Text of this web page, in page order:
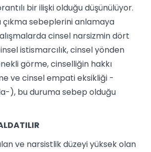
bir ilişki olduğu düşünülüyor.
çıkma sebeplerini anlamaya
cinsel narsizmin dört
istismarcılık, cinsel yönden
görme, cinselliğin hakkı
ve cinsel empati eksikliği -
), bu duruma sebep olduğu
ve narsistlik düzeyi yüksek olan